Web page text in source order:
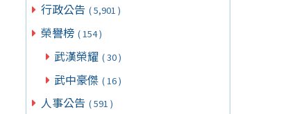
行政公告 ( 5,901 )
榮譽榜 ( 154 )
武漢榮耀 ( 30 )
武中豪傑 ( 16 )
人事公告 ( 591 )